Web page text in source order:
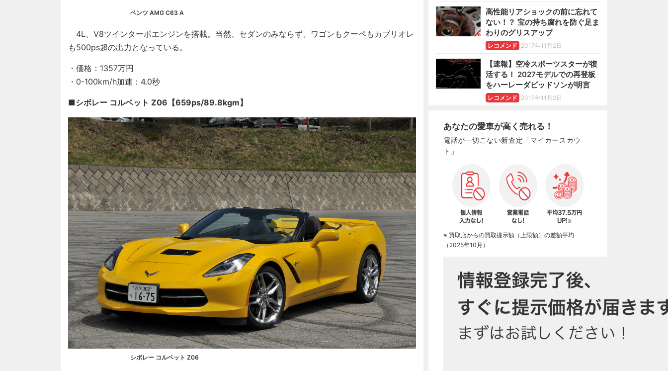
ベンツ AMG C63 A
4L、V8ツインターボエンジンを搭載。当然、セダンのみならず、ワゴンもクーペもカブリオレ
も500ps超の出力となっている。
・価格：1357万円
・0-100km/h加速：4.0秒
■シボレー コルベット Z06【659ps/89.8kgm】
シボレー コルベット Z06
高性能リアショックの前に忘れて
ない！？ 宝の持ち腐れを防ぐ足ま
わりのグリスアップ
レコメンド 2017年11月2日
【速報】空冷スポーツスターが復
活する！ 2027モデルでの再登板
をハーレーダビッドソンが明言
レコメンド 2017年11月2日
あなたの愛車が高く売れる！
電話が一切こない新査定「マイカースカウ
ト」
※ 買取店からの買取提示額（上限額）の差額平均
（2025年10月）